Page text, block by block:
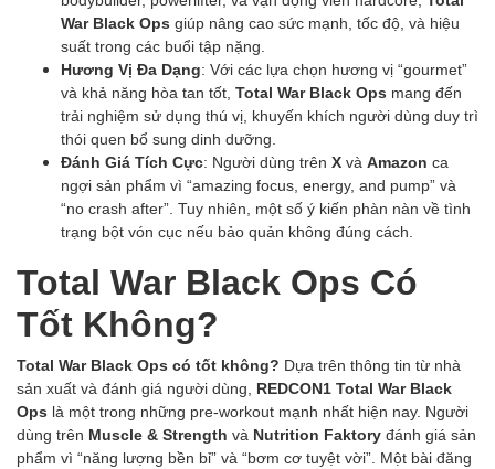
War Black Ops giúp nâng cao sức mạnh, tốc độ, và hiệu
suất trong các buổi tập nặng.
Hương Vị Đa Dạng: Với các lựa chọn hương vị “gourmet”
và khả năng hòa tan tốt, Total War Black Ops mang đến
trải nghiệm sử dụng thú vị, khuyến khích người dùng duy trì
thói quen bổ sung dinh dưỡng.
Đánh Giá Tích Cực: Người dùng trên X và Amazon ca
ngợi sản phẩm vì “amazing focus, energy, and pump” và
“no crash after”. Tuy nhiên, một số ý kiến phàn nàn về tình
trạng bột vón cục nếu bảo quản không đúng cách.
Total War Black Ops Có
Tốt Không?
Total War Black Ops có tốt không? Dựa trên thông tin từ nhà
sản xuất và đánh giá người dùng, REDCON1 Total War Black
Ops là một trong những pre-workout mạnh nhất hiện nay. Người
dùng trên Muscle & Strength và Nutrition Faktory đánh giá sản
phẩm vì “năng lượng bền bỉ” và “bơm cơ tuyệt vời”. Một bài đăng